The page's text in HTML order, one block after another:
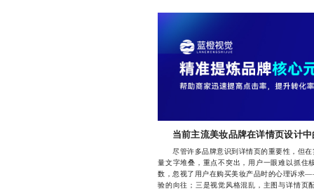
当前主流美妆品牌在详情页设计
尽管许多品牌意识到详情页的重要性，但在
量文字堆叠，重点不突出，用户一眼难以抓住
数，忽视了用户在购买美妆产品时的心理诉求
验的向往；三是视觉风格混乱，主图与详情页